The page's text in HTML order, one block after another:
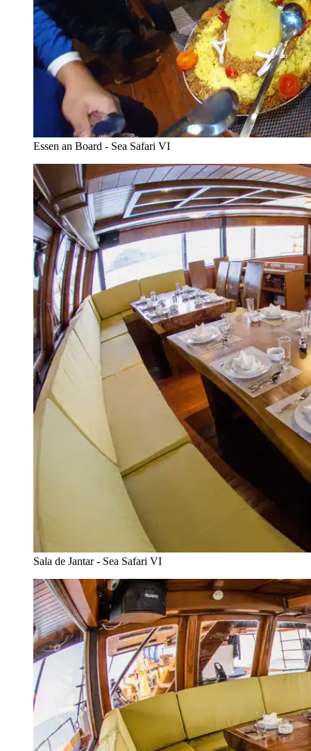
Essen an Board - Sea Safari VI
Sala de Jantar - Sea Safari VI